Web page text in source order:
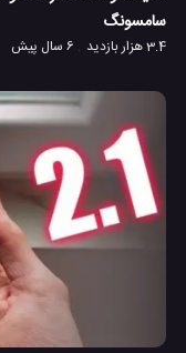
سامسونگ
3.4 هزار بازدید 6 سال پیش